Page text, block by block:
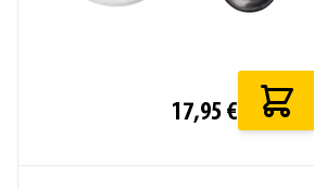
17,95 €